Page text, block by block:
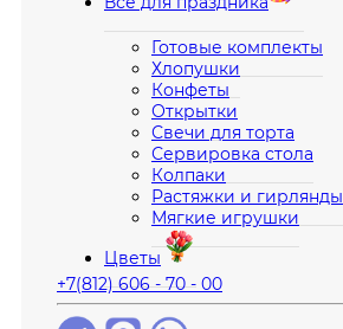
Готовые комплекты
Хлопушки
Конфеты
Открытки
Свечи для торта
Сервировка стола
Колпаки
Растяжки и гирлянды
Мягкие игрушки
Цветы
+7(812) 606 - 70 - 00